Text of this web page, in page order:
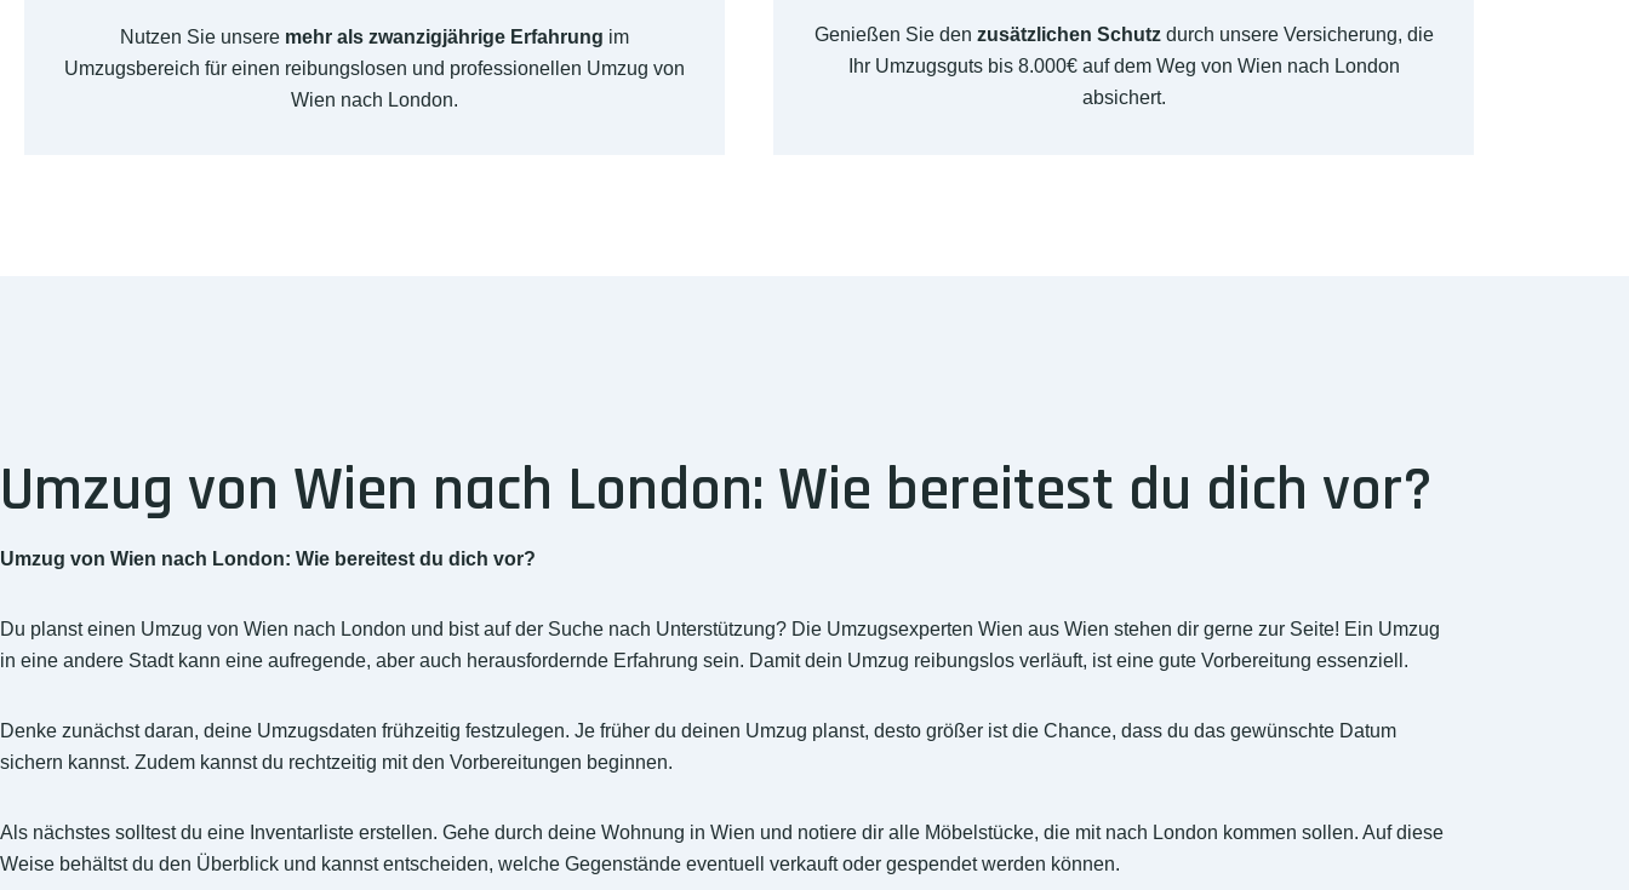
Nutzen Sie unsere mehr als zwanzigjährige Erfahrung im
Umzugsbereich für einen reibungslosen und professionellen Umzug von
Wien nach London.
Genießen Sie den zusätzlichen Schutzdurch unsere Versicherung, die
Ihr Umzugsguts bis 8.000€ auf dem Weg von Wien nach London
absichert.
Umzug von Wien nach London: Wie bereitest du dich vor?
Umzug von Wien nach London: Wie bereitest du dich vor?
Du planst einen Umzug von Wien nach London und bist auf der Suche nach Unterstützung? Die Umzugsexperten Wien aus Wien stehen dir gerne zur Seite! Ein Umzug
in eine andere Stadt kann eine aufregende, aber auch herausfordernde Erfahrung sein. Damit dein Umzug reibungslos verläuft, ist eine gute Vorbereitung essenziell.
Denke zunächst daran, deine Umzugsdaten frühzeitig festzulegen. Je früher du deinen Umzug planst, desto größer ist die Chance, dass du das gewünschte Datum
sichern kannst. Zudem kannst du rechtzeitig mit den Vorbereitungen beginnen.
Als nächstes solltest du eine Inventarliste erstellen. Gehe durch deine Wohnung in Wien und notiere dir alle Möbelstücke, die mit nach London kommen sollen. Auf diese
Weise behältst du den Überblick und kannst entscheiden, welche Gegenstände eventuell verkauft oder gespendet werden können.